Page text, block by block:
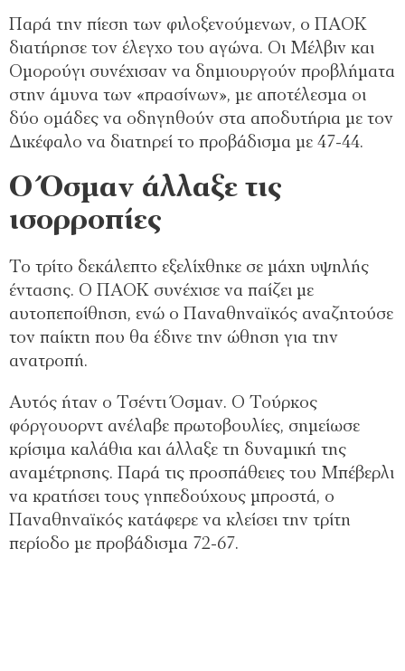
Παρά την πίεση των φιλοξενούμενων, ο ΠΑΟΚ
διατήρησε τον έλεγχο του αγώνα. Οι Μέλβιν και
Ομορούγι συνέχισαν να δημιουργούν προβλήματα
στην άμυνα των «πρασίνων», με αποτέλεσμα οι
δύο ομάδες να οδηγηθούν στα αποδυτήρια με τον
Δικέφαλο να διατηρεί το προβάδισμα με 47-44.
Ο Όσμαν άλλαξε τις
ισορροπίες
Το τρίτο δεκάλεπτο εξελίχθηκε σε μάχη υψηλής
έντασης. Ο ΠΑΟΚ συνέχισε να παίζει με
αυτοπεποίθηση, ενώ ο Παναθηναϊκός αναζητούσε
τον παίκτη που θα έδινε την ώθηση για την
ανατροπή.
Αυτός ήταν ο Τσέντι Όσμαν. Ο Τούρκος
φόργουορντ ανέλαβε πρωτοβουλίες, σημείωσε
κρίσιμα καλάθια και άλλαξε τη δυναμική της
αναμέτρησης. Παρά τις προσπάθειες του Μπέβερλι
να κρατήσει τους γηπεδούχους μπροστά, ο
Παναθηναϊκός κατάφερε να κλείσει την τρίτη
περίοδο με προβάδισμα 72-67.